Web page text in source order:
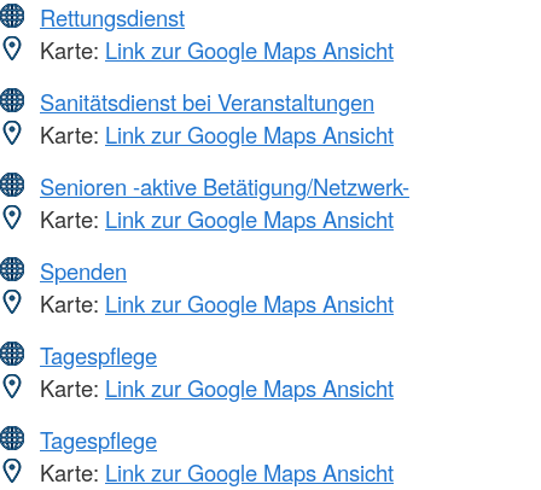
Rettungsdienst
Karte: Link zur Google Maps Ansicht
Sanitätsdienst bei Veranstaltungen
Karte: Link zur Google Maps Ansicht
Senioren -aktive Betätigung/Netzwerk-
Karte: Link zur Google Maps Ansicht
Spenden
Karte: Link zur Google Maps Ansicht
Tagespflege
Karte: Link zur Google Maps Ansicht
Tagespflege
Karte: Link zur Google Maps Ansicht